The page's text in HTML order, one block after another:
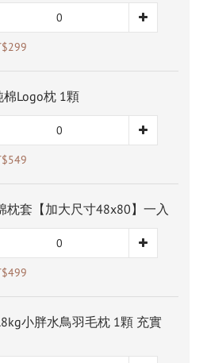
棉Logo枕 1顆
枕套【加大尺寸48x80】一入
小胖水鳥羽毛枕 1顆 充實